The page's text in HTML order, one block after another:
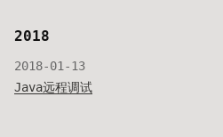
2018
2018-01-13
Java远程调试